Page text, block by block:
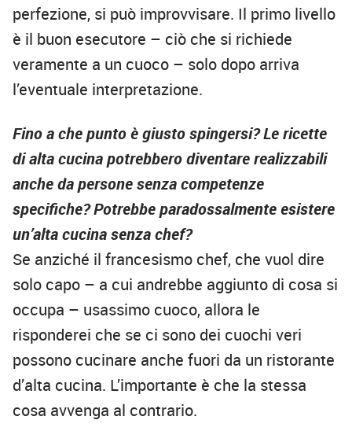
perfezione, si può improvvisare. Il primo livello
è il buon esecutore – ciò che si richiede
veramente a un cuoco – solo dopo arriva
l’eventuale interpretazione.
Fino a che punto è giusto spingersi? Le ricette
di alta cucina potrebbero diventare realizzabili
anche da persone senza competenze
specifiche?Potrebbe paradossalmente esistere
un’alta cucina senza chef?
Se anziché il francesismo chef, che vuol dire
solo capo – a cui andrebbe aggiunto di cosa si
occupa – usassimo cuoco, allora le
risponderei che se ci sono dei cuochi veri
possono cucinare anche fuori da un ristorante
d’alta cucina. L’importante è che la stessa
cosa avvenga al contrario.